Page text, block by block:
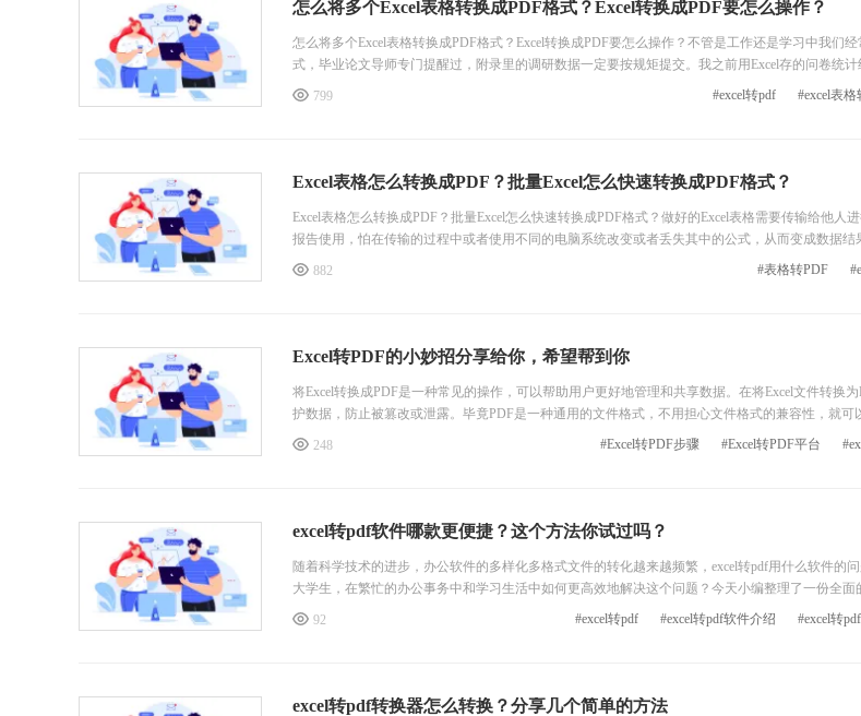
怎么将多个Excel表格转换成PDF格式？Excel转换成PDF要怎么操作？
怎么将多个Excel表格转换成PDF格式？Excel转换成PDF要怎么操作？不管是工作还是学习中我们
式，毕业论文导师专门提醒过，附录里的调研数据一定要按规矩提交。我之前用Excel存的问卷统
的办公软件打开，公式算出来的结果居然不一样，差点让数据分析出错。后来改成PDF格式就稳
799 #excel表
#excel转pdf
Excel表格怎么转换成PDF？批量Excel怎么快速转换成PDF格式？
Excel表格怎么转换成PDF？批量Excel怎么快速转换成PDF格式？做好的Excel表格需要传输给他人
报告使用，怕在传输的过程中或者使用不同的电脑系统改变或者丢失其中的公式，从而变成数据结
l表格转换成PDF格式在进行传输使用。PDF文件格式有着很好的保护性和兼容性，不需要担心在其
882 #表格转PDF
Excel转PDF的小妙招分享给你，希望帮到你
将Excel转换成PDF是一种常见的操作，可以帮助用户更好地管理和共享数据。在将Excel文件转换
护数据，防止被篡改或泄露。毕竟PDF是一种通用的文件格式，不用担心文件格式的兼容性，就可
了一款好用的Excel转PDF在线转换平台，和我一起来看下具体的操作步骤吧！
248 #Excel转PDF平台
#Excel转PDF步骤
excel转pdf软件哪款更便捷？这个方法你试过吗？
随着科学技术的进步，办公软件的多样化多格式文件的转化越来越频繁，excel转pdf用什么软件的
大学生，在繁忙的办公事务中和学习生活中如何更高效地解决这个问题？今天小编整理了一份全面
家。借助专业的格式转换软件
92 #excel转
#excel转pdf软件介绍
#excel转pdf
excel转pdf转换器怎么转换？分享几个简单的方法